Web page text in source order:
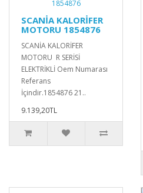
SCANİA KALORİFER
MOTORU 1854876
SCANİA KALORİFER
MOTORU R SERİSİ
ELEKTRİKLİ Oem Numarası
Referans
İçindir.1854876 21..
9.139,20TL